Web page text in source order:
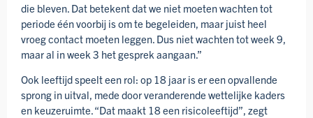
die bleven. Dat betekent dat we niet moeten wachten tot
periode één voorbij is om te begeleiden, maar juist heel
vroeg contact moeten leggen. Dus niet wachten tot week 9,
maar al in week 3 het gesprek aangaan.”
Ook leeftijd speelt een rol: op 18 jaar is er een opvallende
sprong in uitval, mede door veranderende wettelijke kaders
en keuzeruimte. “Dat maakt 18 een risico­leeftijd”, zegt